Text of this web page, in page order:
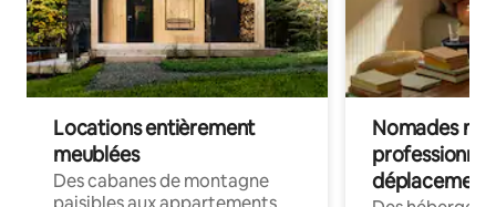
Locations entièrement
meublées
Des cabanes de montagne
Nomades
déplacement